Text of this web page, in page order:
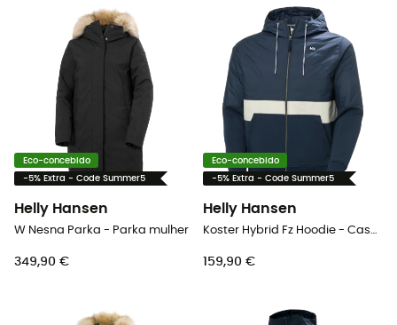
Eco-concebido
-5% Extra - Code Summer5
Helly Hansen
W Nesna Parka - Parka mulher
349,90 €
Eco-concebido
-5% Extra - Code Summer5
Helly Hansen
Koster Hybrid Fz Hoodie - Casaco homem
159,90 €